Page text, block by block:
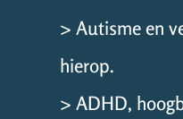
> Autisme en
hierop.
> ADHD,